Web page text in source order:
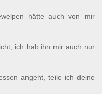
hätte auch von mir
ich hab ihn mir auch nur
angeht, teile ich deine